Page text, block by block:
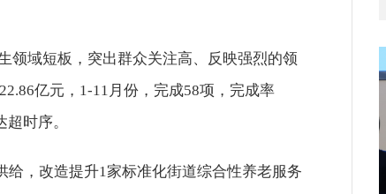
领域短板，突出群众关注高、反映强烈的领
亿元，1-11月份，完成58项，完成率
时序。
，改造提升1家标准化街道综合性养老服务